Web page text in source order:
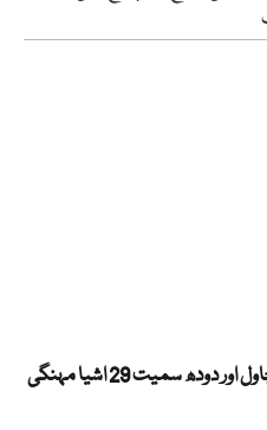
آلو، پیاز، ٹماٹر، آٹا، چینی، گھی، دال، چاول اور دودھ سمیت 29 اشیا مہنگی